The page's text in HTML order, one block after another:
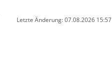
Letzte Änderung: 07.08.2026 15:57